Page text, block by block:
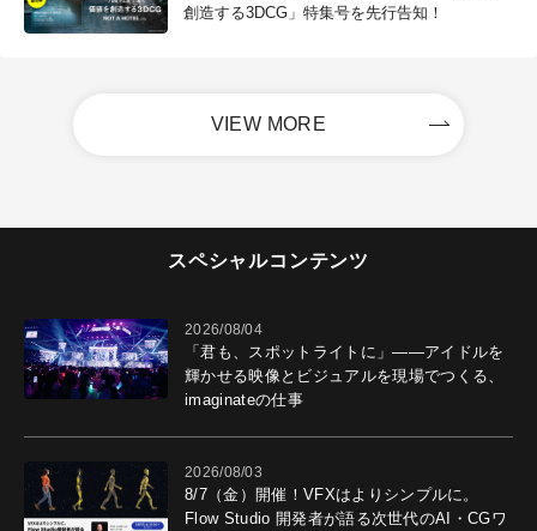
創造する3DCG」特集号を先行告知！
VIEW MORE
スペシャルコンテンツ
2026/08/04
「君も、スポットライトに」――アイドルを
輝かせる映像とビジュアルを現場でつくる、
imaginateの仕事
2026/08/03
8/7（金）開催！VFXはよりシンプルに。
Flow Studio 開発者が語る次世代のAI・CGワ